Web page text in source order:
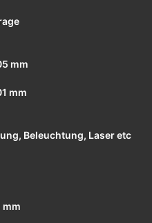
mm
mm
Beleuchtung, Laser etc
mm